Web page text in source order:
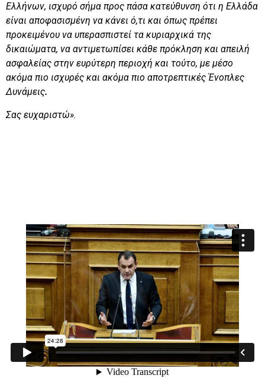
Ελλήνων, ισχυρό σήμα προς πάσα κατεύθυνση ότι η Ελλάδα
είναι αποφασισμένη να κάνει ό,τι και όπως πρέπει
προκειμένου να υπερασπιστεί τα κυριαρχικά της
δικαιώματα, να αντιμετωπίσει κάθε πρόκληση και απειλή
ασφαλείας στην ευρύτερη περιοχή και τούτο, με μέσο
ακόμα πιο ισχυρές και ακόμα πιο αποτρεπτικές Ένοπλες
Δυνάμεις.
Σας ευχαριστώ».